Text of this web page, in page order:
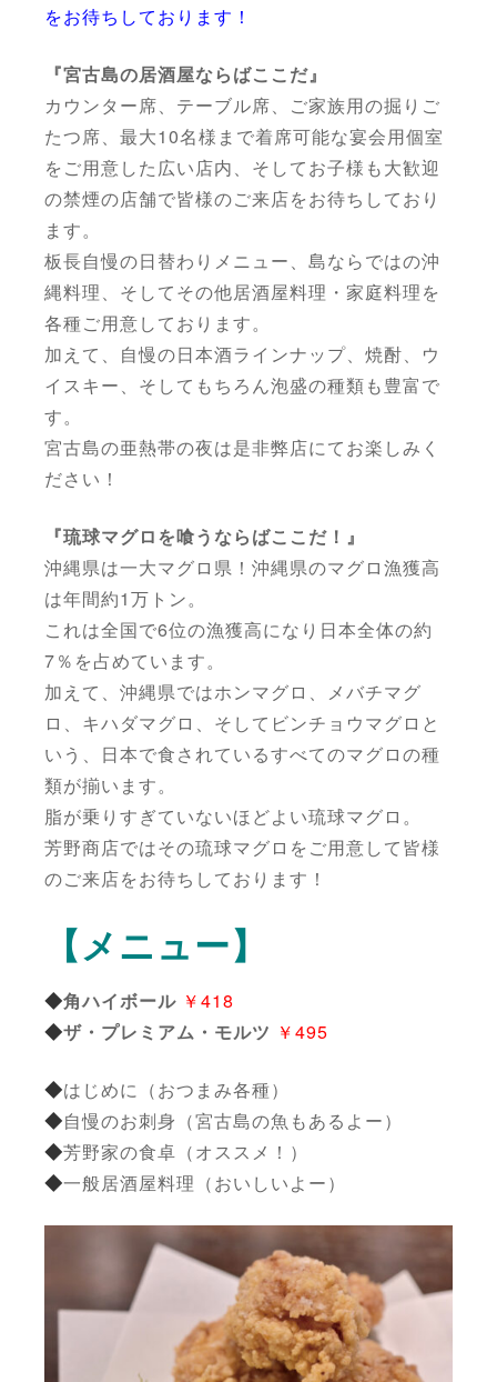
をお待ちしております！
『宮古島の居酒屋ならばここだ』
カウンター席、テーブル席、ご家族用の掘りご
たつ席、最大10名様まで着席可能な宴会用個室
をご用意した広い店内、そしてお子様も大歓迎
の禁煙の店舗で皆様のご来店をお待ちしており
ます。
板長自慢の日替わりメニュー、島ならではの沖
縄料理、そしてその他居酒屋料理・家庭料理を
各種ご用意しております。
加えて、自慢の日本酒ラインナップ、焼酎、ウ
イスキー、そしてもちろん泡盛の種類も豊富で
す。
宮古島の亜熱帯の夜は是非弊店にてお楽しみく
ださい！
『琉球マグロを喰うならばここだ！』
沖縄県は一大マグロ県！沖縄県のマグロ漁獲高
は年間約1万トン。
これは全国で6位の漁獲高になり日本全体の約
7％を占めています。
加えて、沖縄県ではホンマグロ、メバチマグ
ロ、キハダマグロ、そしてビンチョウマグロと
いう、日本で食されているすべてのマグロの種
類が揃います。
脂が乗りすぎていないほどよい琉球マグロ。
芳野商店ではその琉球マグロをご用意して皆様
のご来店をお待ちしております！
【メニュー】
◆角ハイボール ￥418
◆ザ・プレミアム・モルツ ￥495
◆はじめに（おつまみ各種）
◆自慢のお刺身（宮古島の魚もあるよー）
◆芳野家の食卓（オススメ！）
◆一般居酒屋料理（おいしいよー）